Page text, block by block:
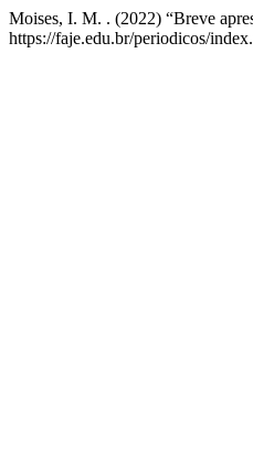
Moises, I. M. . (2022) “Breve
https://faje.edu.br/periodicos/